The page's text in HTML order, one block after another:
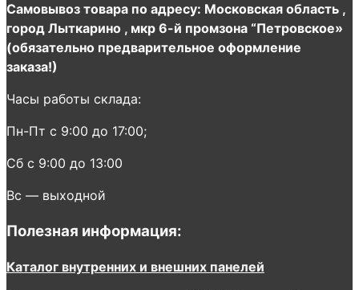
Самовывоз товара по адресу: Московская область ,
город Лыткарино , мкр 6-й промзона “Петровское»
(обязательно предварительное оформление
заказа!)
Часы работы склада:
Пн-Пт с 9:00 до 17:00;
Сб с 9:00 до 13:00
Вс — выходной
Полезная информация:
Каталог внутренних и внешних панелей